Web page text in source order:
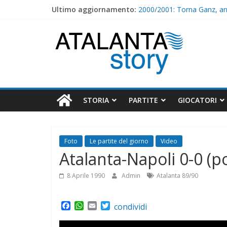
Ultimo aggiornamento: 2000/2001: Torna Ganz,
2001/2002 : Comandini e
Hapoel Haifa-Atalanta 1-4
I nostri ritiri – 1999/2000
Atalanta
STORIA PARTITE GIOCATORI
Foto Le partite del giorno Video
Atalanta-Napoli 0-0
8 Aprile 1990 Admin Atalanta 89/90
c
W
a
E
a
T
i
condividi